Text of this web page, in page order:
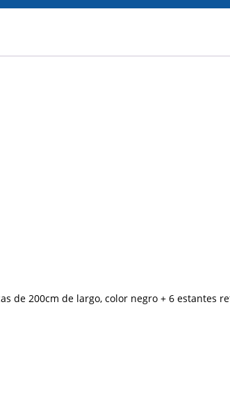
de 200cm de largo, color negro + 6 estantes